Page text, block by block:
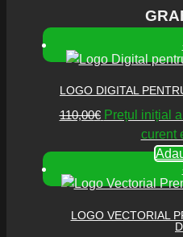
LOGO DIGITAL
110,00€ Prețul inițial
curent
LOGO VECTORIAL